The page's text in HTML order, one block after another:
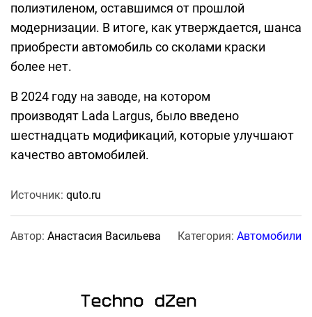
полиэтиленом, оставшимся от прошлой
модернизации. В итоге, как утверждается, шанса
приобрести автомобиль со сколами краски
более нет.
В 2024 году на заводе, на котором
производят Lada Largus, было введено
шестнадцать модификаций, которые улучшают
качество автомобилей.
Источник: quto.ru
Автор: Анастасия Васильева Категория: Автомобили